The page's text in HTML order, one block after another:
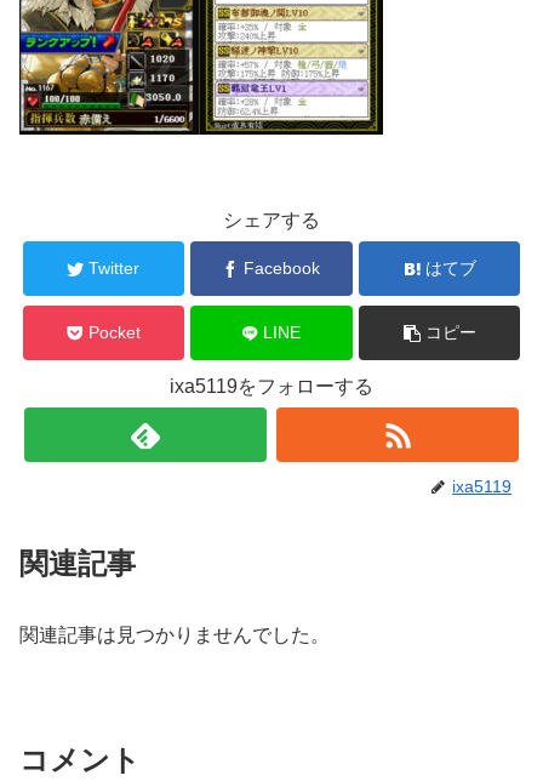
シェアする
Twitter Facebook はてブ
Pocket LINE コピー
ixa5119をフォローする
ixa5119
関連記事
関連記事は見つかりませんでした。
コメント